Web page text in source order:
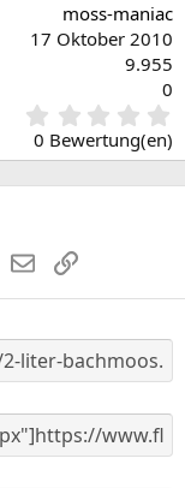
moss-maniac
17 Oktober 2010
9.955
0
0
(
0 Bewertung(en)
WhatsApp
E-MailLink